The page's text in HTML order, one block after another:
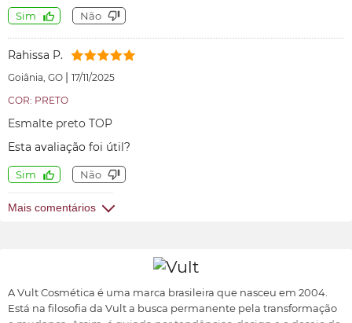
Sim Não
Rahissa P.
Goiânia, GO | 17/11/2025
COR: PRETO
Esmalte preto TOP
Esta avaliação foi útil?
Sim Não
Mais comentários
A Vult Cosmética é uma marca brasileira que nasceu em 2004.
Está na filosofia da Vult a busca permanente pela transformação